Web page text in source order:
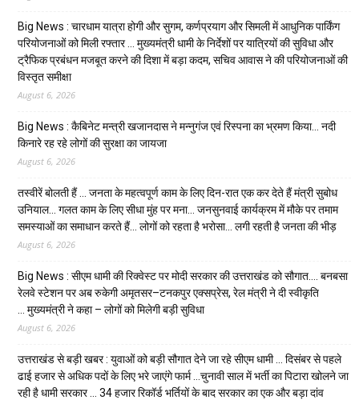
Big News : चारधाम यात्रा होगी और सुगम, कर्णप्रयाग और सिमली में आधुनिक पार्किंग
परियोजनाओं को मिली रफ्तार … मुख्यमंत्री धामी के निर्देशों पर यात्रियों की सुविधा और
ट्रैफिक प्रबंधन मजबूत करने की दिशा में बड़ा कदम, सचिव आवास ने की परियोजनाओं की
विस्तृत समीक्षा
August 6, 2026
Big News : कैबिनेट मन्त्री खजानदास ने मन्नुगंज एवं रिस्पना का भ्रमण किया… नदी
किनारे रह रहे लोगों की सुरक्षा का जायजा
August 6, 2026
तस्वीरें बोलती हैं … जनता के महत्वपूर्ण काम के लिए दिन-रात एक कर देते हैं मंत्री सुबोध
उनियाल… गलत काम के लिए सीधा मुंह पर मना… जनसुनवाई कार्यक्रम में मौके पर तमाम
समस्याओं का समाधान करते हैं… लोगों को रहता है भरोसा… लगी रहती है जनता की भीड़
August 6, 2026
Big News : सीएम धामी की रिक्वेस्ट पर मोदी सरकार की उत्तराखंड को सौगात…. बनबसा
रेलवे स्टेशन पर अब रुकेगी अमृतसर–टनकपुर एक्सप्रेस, रेल मंत्री ने दी स्वीकृति
… मुख्यमंत्री ने कहा – लोगों को मिलेगी बड़ी सुविधा
August 6, 2026
उत्तराखंड से बड़ी खबर : युवाओं को बड़ी सौगात देने जा रहे सीएम धामी … दिसंबर से पहले
ढाई हजार से अधिक पदों के लिए भरे जाएंगे फार्म …चुनावी साल में भर्ती का पिटारा खोलने जा
रही है धामी सरकार … 34 हजार रिकॉर्ड भर्तियों के बाद सरकार का एक और बड़ा दांव